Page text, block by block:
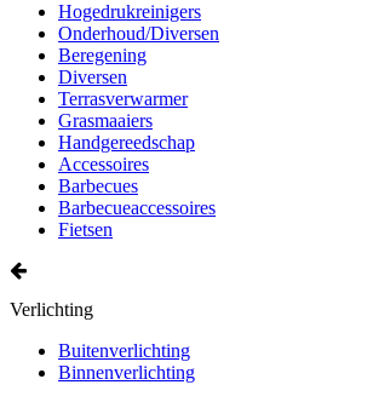
Hogedrukreinigers
Onderhoud/Diversen
Beregening
Diversen
Terrasverwarmer
Grasmaaiers
Handgereedschap
Accessoires
Barbecues
Barbecueaccessoires
Fietsen
Verlichting
Buitenverlichting
Binnenverlichting